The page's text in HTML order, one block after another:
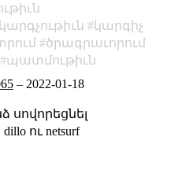
կարգիչ
ծրագրաւորում
պատմութիւն
– 2022-01-18
սովորեցնել
ու netsurf